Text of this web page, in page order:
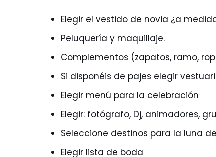
Elegir el vestido de novia ¿a
Peluquería y maquillaje.
Complementos (zapatos, ramo,
Si disponéis de pajes elegir
Elegir menú para la celebración
Elegir: fotógrafo, Dj, animadores,
Seleccione destinos para la luna
Elegir lista de boda